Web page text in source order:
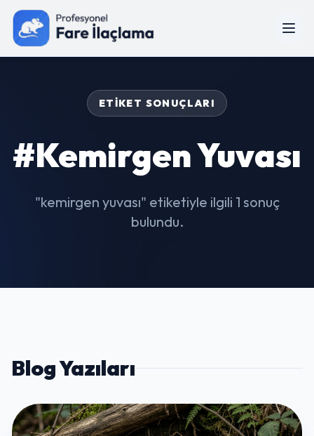
ETIKET SONUÇLARI
#kemirgen Yuvası
"kemirgen yuvası" etiketiyle ilgili 1 sonuç
bulundu.
Blog Yazıları